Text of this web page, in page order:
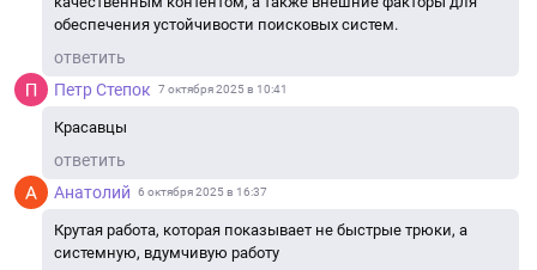
обеспечения устойчивости поисковых систем.
ответить
Петр Степок
7 октября 2025 в 10:41
Красавцы
ответить
Анатолий
6 октября 2025 в 16:37
Крутая работа, которая показывает не быстрые трюки, а
системную, вдумчивую работу